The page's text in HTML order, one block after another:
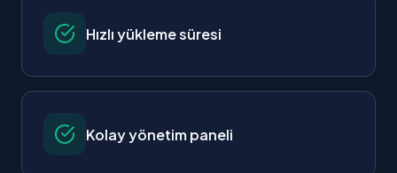
Hızlı yükleme süresi
Kolay yönetim paneli